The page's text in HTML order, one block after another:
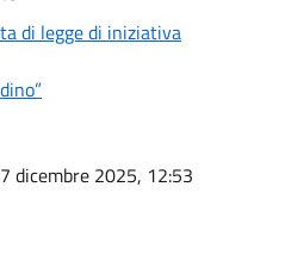
di legge di iniziativa
dicembre 2025, 12:53